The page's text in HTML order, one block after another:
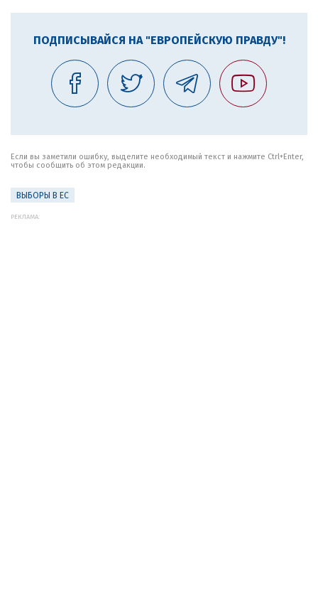
ПОДПИСЫВАЙСЯ НА "ЕВРОПЕЙСКУЮ ПРАВДУ"!
Если вы заметили ошибку, выделите необходимый текст и нажмите Ctrl+Enter,
чтобы сообщить об этом редакции.
ВЫБОРЫ В ЕС
РЕКЛАМА: